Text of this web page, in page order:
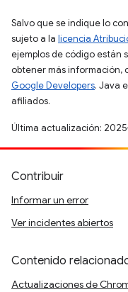
Salvo que se indique lo
sujeto a la licencia
ejemplos de código están
obtener más información,
Google Developers. Java
afiliados.
Última actualización:
Contribuir
Informar un error
Ver incidentes abiertos
Contenido
Actualizaciones de